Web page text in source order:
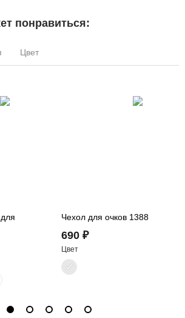
понравиться:
Цвет
Чехол для очков 1388
690 ₽
Цвет